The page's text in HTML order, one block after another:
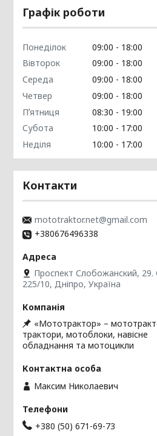
Графік роботи
Понеділок 09:00
18:00
Вівторок
09:00
18:00
Середа
09:00
18:00
Четвер
09:00
18:00
Пʼятниця
08:30
19:00
Субота
10:00
17:00
Неділя
10:00 17:00
Контакти
mototraktor.net@gmail.com
+380676496338
Проспект Слобожанский,
225/10, Дніпро, Україна
«Мототрактор» –
трактори, мотоблоки, навісне
обладнання та мотоцикли
Максим Николаевич
+380 (50) 671-69-73